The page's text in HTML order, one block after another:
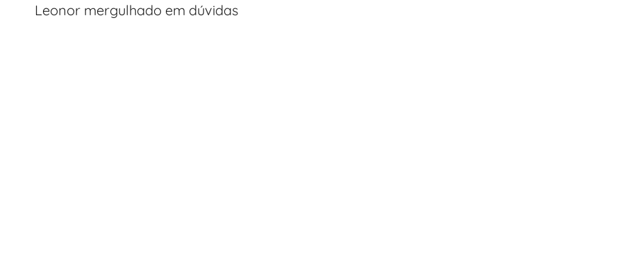
Leonor mergulhado em dúvidas